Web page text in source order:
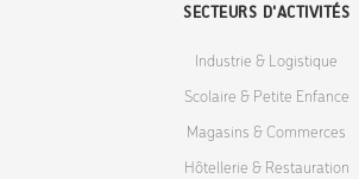
SECTEURS D'ACTIVITÉS
Industrie & Logistique
Scolaire & Petite Enfance
Magasins & Commerces
Hôtellerie & Restauration